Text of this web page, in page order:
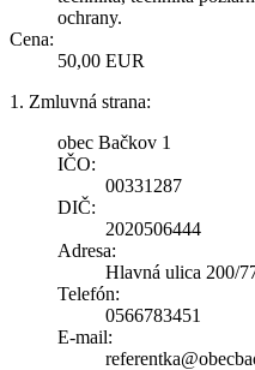
ochrany.
Cena:
50,00 EUR
1. Zmluvná strana:
obec Bačkov 1
IČO:
00331287
DIČ:
2020506444
Adresa:
Hlavná ulica 200/
Telefón:
0566783451
E-mail: